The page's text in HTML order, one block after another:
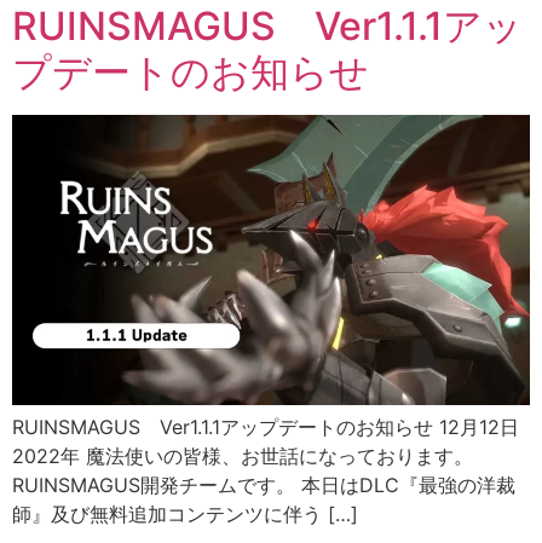
RUINSMAGUS Ver1.1.1アッ
プデートのお知らせ
RUINSMAGUS Ver1.1.1アップデートのお知らせ 12月12日
2022年 魔法使いの皆様、お世話になっております。
RUINSMAGUS開発チームです。 本日はDLC『最強の洋裁
師』及び無料追加コンテンツに伴う […]